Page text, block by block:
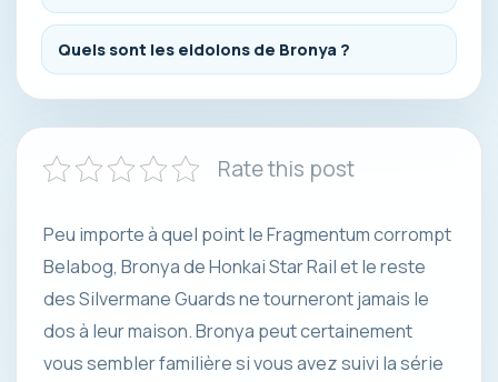
Quels sont les eidolons de Bronya ?
Rate this post
Peu importe à quel point le Fragmentum corrompt
Belabog, Bronya de Honkai Star Rail et le reste
des Silvermane Guards ne tourneront jamais le
dos à leur maison. Bronya peut certainement
vous sembler familière si vous avez suivi la série